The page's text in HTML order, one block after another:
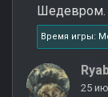
Шедевром.
Время игры:
25